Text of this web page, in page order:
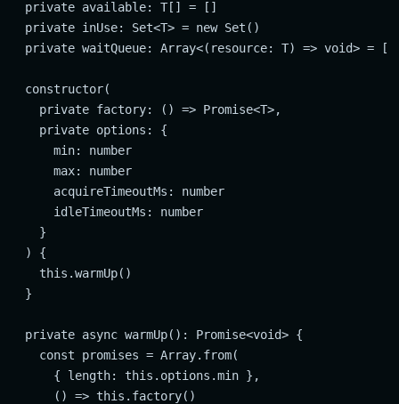
  private available: T[] = []
  private inUse: Set<T> = new Set()
  private waitQueue: Array<(resource: T) => void> = []
  constructor(
    private factory: () => Promise<T>,
    private options: {
      min: number
      max: number
      acquireTimeoutMs: number
      idleTimeoutMs: number
    }
  ) {
    this.warmUp()
  }
  private async warmUp(): Promise<void> {
    const promises = Array.from(
      { length: this.options.min },
      () => this.factory()